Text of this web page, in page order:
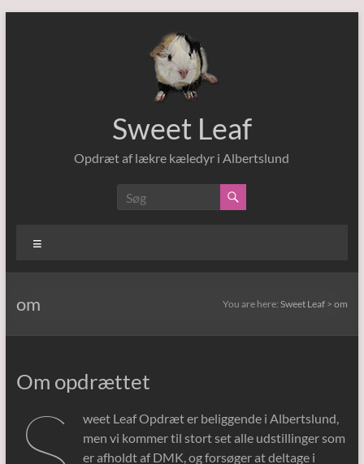
Sweet Leaf
Opdræt af lækre kæledyr i Albertslund
om You are here:Sweet Leaf >om
Om opdrættet
weet Leaf Opdræt er beliggende i Albertslund,
men vi kommer til stort set alle udstillinger som
er afholdt af DMK, og forsøger at deltage i